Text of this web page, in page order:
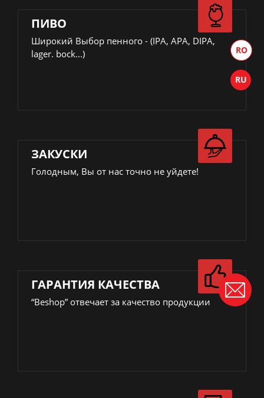
ПИВО
Широкий Выбор пенного - (IPA, APA, DIPA,
lager. bock...)
ЗАКУСКИ
Голодным, Вы от нас точно не уйдете!
ГАРАНТИЯ КАЧЕСТВА
“Beshop” отвечает за качество продукции